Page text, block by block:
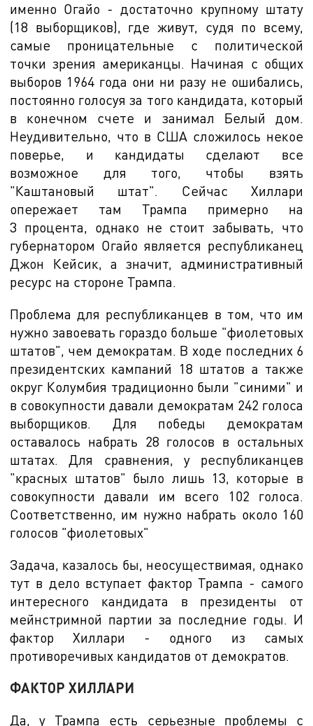
именно Огайо - достаточно крупному штату
(18 выборщиков), где живут, судя по всему,
самые проницательные с политической
точки зрения американцы. Начиная с общих
выборов 1964 года они ни разу не ошибались,
постоянно голосуя за того кандидата, который
в конечном счете и занимал Белый дом.
Неудивительно, что в США сложилось некое
поверье, и кандидаты сделают все
возможное для того, чтобы взять
"Каштановый штат". Сейчас Хиллари
опережает там Трампа примерно на
3 процента, однако не стоит забывать, что
губернатором Огайо является республиканец
Джон Кейсик, а значит, административный
ресурс на стороне Трампа.
Проблема для республиканцев в том, что им
нужно завоевать гораздо больше "фиолетовых
штатов", чем демократам. В ходе последних 6
президентских кампаний 18 штатов а также
округ Колумбия традиционно были "синими" и
в совокупности давали демократам 242 голоса
выборщиков. Для победы демократам
оставалось набрать 28 голосов в остальных
штатах. Для сравнения, у республиканцев
"красных штатов" было лишь 13, которые в
совокупности давали им всего 102 голоса.
Соответственно, им нужно набрать около 160
голосов "фиолетовых"
Задача, казалось бы, неосуществимая, однако
тут в дело вступает фактор Трампа - самого
интересного кандидата в президенты от
мейнстримной партии за последние годы. И
фактор Хиллари - одного из самых
противоречивых кандидатов от демократов.
ФАКТОР ХИЛЛАРИ
Да, у Трампа есть серьезные проблемы с